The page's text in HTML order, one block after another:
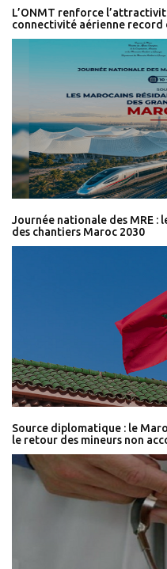
L’ONMT renforce
connectivité aérienne record
Journée nationale des MRE :
des chantiers Maroc 2030
Source diplomatique : le
le retour des mineurs non